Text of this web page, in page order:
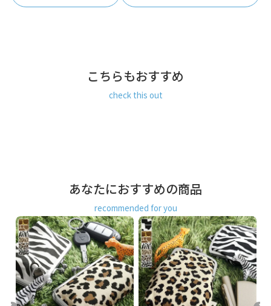
※10,000円以上ご購入頂いた場合は送料無料になります。
コスメ類やヘアアクセサリなどはもちろん、ガジェット系ケ
チに活躍します。
永遠の定番を両立したアニマル柄は季節や年齢を問わず、幅
広いスタイルにフィットします。モード感もあり、遊び心も
あり、カジュアルさもあり、あらゆるシーンで大活躍。プレ
ゼントにもおすすめです。
生地はサラッとした触り心地のコットン100％。AYANOKOJI
定番の8号帆布よりもやわらかい生地感です。
STAFF VOICE
中くらいの程よいサイズの使いやすい形のポーチと言えばコ
レ。定番中の定番と言っても過言ではないベーシックなタイ
こちらもおすすめ
check this out
あなたにおすすめの商品
recommended for you